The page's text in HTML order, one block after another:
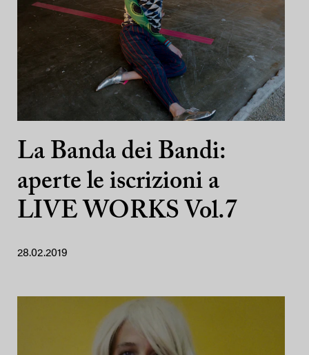
La Banda dei Bandi:
aperte le iscrizioni a
LIVE WORKS Vol.7
28.02.2019